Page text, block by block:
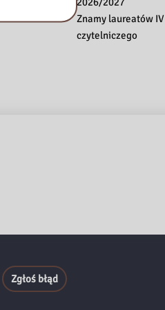
Znamy laureatów
czytelniczego
Zgłoś błąd